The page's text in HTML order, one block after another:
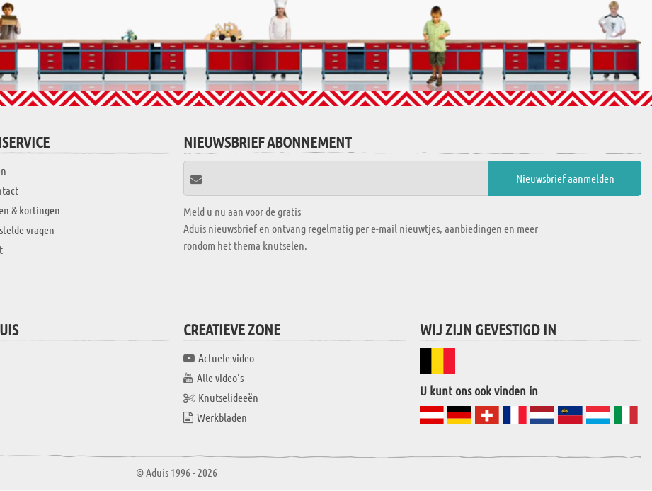
& kortingen
vragen
NIEUWSBRIEF ABONNEMENT
Meld u nu aan voor de gratis
Aduis nieuwsbrief en ontvang regelmatig per e-mail nieuwtjes, aanbiedingen en meer
rondom het thema knutselen.
CREATIEVE ZONE
Actuele video
Alle video's
Knutselideeën
Werkbladen
WIJ ZIJN GEVESTIGD IN
U kunt ons ook vinden in
© Aduis 1996 - 2026